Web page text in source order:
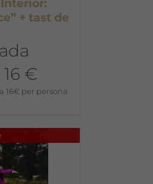
+ tast de
€
16€ per persona